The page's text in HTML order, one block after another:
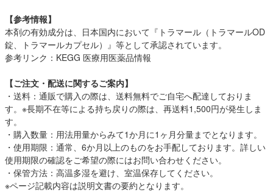
【参考情報】
本剤の有効成分は、日本国内において『トラマール（トラマールOD
錠、トラマールカプセル）』等として承認されています。
参考リンク： KEGG 医療用医薬品情報
【ご注文・配送に関するご案内】
・送料：通販で購入の際は、送料無料でご自宅へ配達しておりま
す。※長期不在等による持ち戻りの際は、再送料1,500円が発生しま
す。
・購入数量：用法用量からみて1か月に1ヶ月分量までとなります。
・使用期限：通常、6か月以上のものをお手配しております。詳しい
使用期限の確認をご希望の際にはお問い合わせください。
・保管方法：高温多湿を避け、室温保存してください。
※ページ記載内容は説明文書の要約となります。